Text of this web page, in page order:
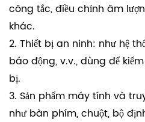
công tắc, điều chỉnh âm
khác.
2. Thiết bị an ninh: như hệ
báo động, v.v., dùng để
bị.
3. Sản phẩm máy tính và
như bàn phím, chuột, bộ